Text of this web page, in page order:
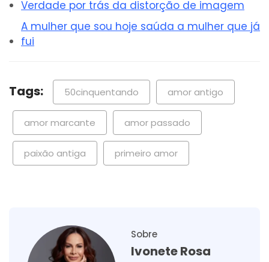
Verdade por trás da distorção de imagem
A mulher que sou hoje saúda a mulher que já
fui
Tags: 50cinquentando amor antigo
amor marcante amor passado
paixão antiga primeiro amor
Sobre
Ivonete Rosa